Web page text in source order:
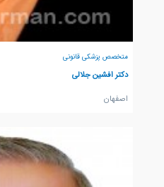
متخصص پزشکی قانونی
دکتر افشین جلالی
اصفهان